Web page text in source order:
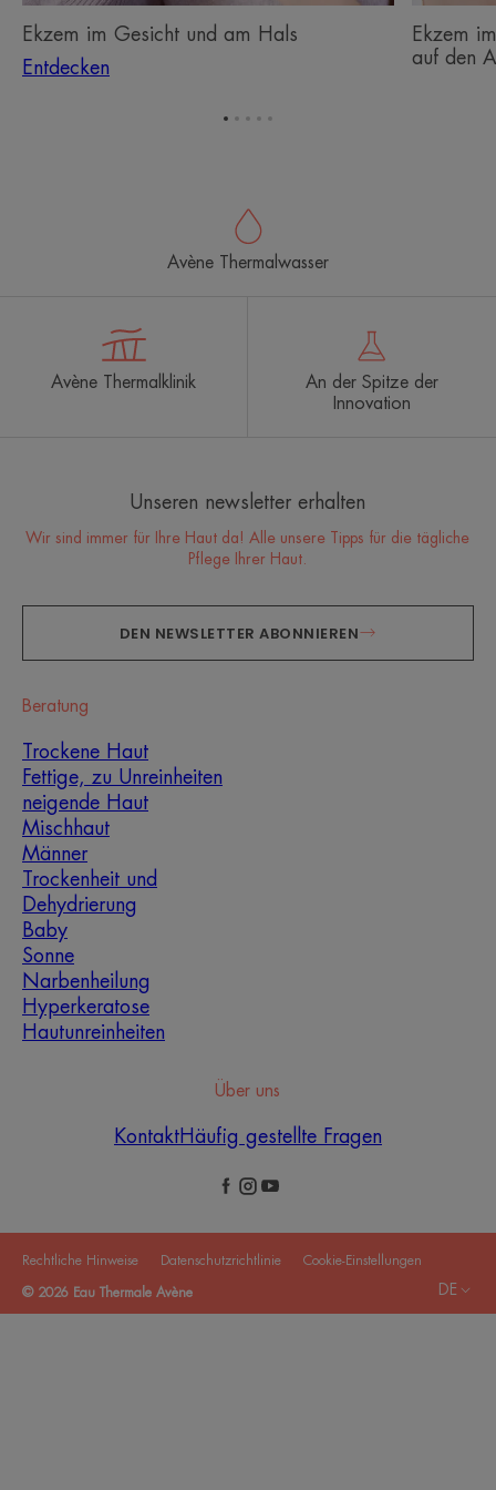
Ekzem im Gesicht und am Hals
Entdecken
Ekzem
auf den
Avène Thermalwasser
Avène Thermalklinik
An der Spitze der
Innovation
Unseren newsletter erhalten
Wir sind immer für Ihre Haut da! Alle unsere Tipps für die tägliche
Pflege Ihrer Haut.
DEN NEWSLETTER ABONNIEREN
Beratung
Trockene Haut
Fettige, zu Unreinheiten
neigende Haut
Mischhaut
Männer
Trockenheit und
Dehydrierung
Baby
Sonne
Narbenheilung
Hyperkeratose
Hautunreinheiten
Über uns
KontaktHäufig gestellte Fragen
Rechtliche Hinweise Datenschutzrichtlinie Cookie-Einstellungen
© 2026 Eau Thermale Avène DE